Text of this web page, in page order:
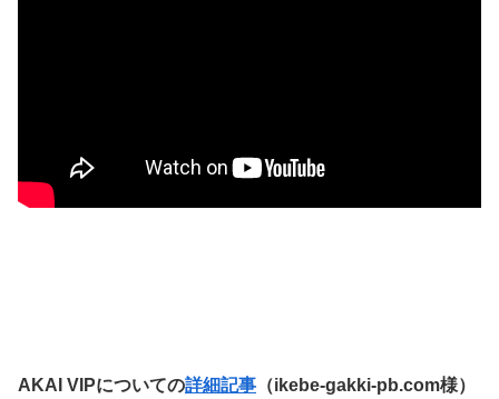
AKAI VIPについての詳細記事 （ikebe-gakki-pb.com様）